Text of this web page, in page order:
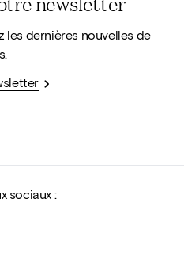
les dernières nouvelles de
sociaux :